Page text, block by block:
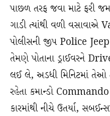
પાછળ તરફ જવા માટે ફરી
ગાડી ત્યાંથી વળી વસાવાએ
પોલીસની જીપ Police
તેમણે પોતાના ડ્રાઈવરને
લઈ લે, અડધી મિનિટમાં તેઓ
રહેતા કમાન્ડો
કારમાંથી નીચે ઉતર્યા,